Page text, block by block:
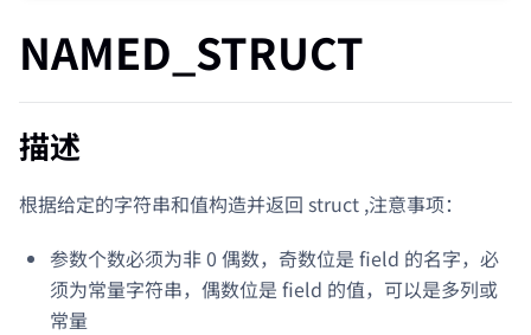
NAMED_STRUCT
描述
根据给定的字符串和值构造并返回 struct ,注意事项：
参数个数必须为非 0 偶数，奇数位是 field 的名字，必
须为常量字符串，偶数位是 field 的值，可以是多列或
常量